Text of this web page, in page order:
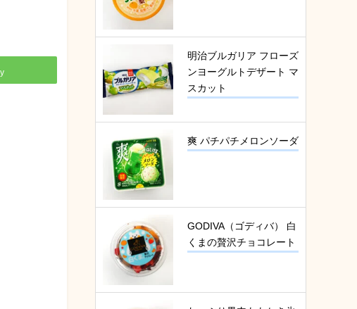
明治ブルガリア フローズ
ンヨーグルトデザート マ
スカット
爽 パチパチメロンソーダ
GODIVA（ゴディバ） 白
くまの贅沢チョコレート